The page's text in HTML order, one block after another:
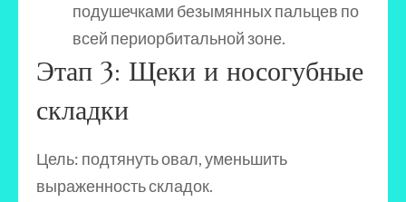
подушечками безымянных пальцев по
всей периорбитальной зоне.
Этап 3: Щеки и носогубные
складки
Цель: подтянуть овал, уменьшить
выраженность складок.